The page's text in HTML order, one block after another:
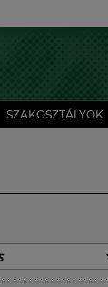
SZAKOSZTÁLYOK